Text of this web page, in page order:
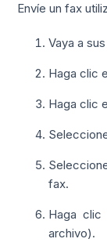
Envíe un fax
Vaya a
Haga clic
Haga clic
fax.
Haga clic
archivo).